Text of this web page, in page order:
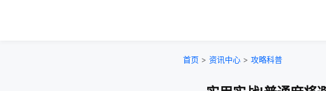
首页 > 资讯中心 > 攻略科普